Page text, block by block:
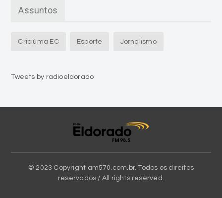
Assuntos
Criciúma EC Esporte Jornalismo
Tweets by radioeldorado
© 2023 Copyright am570.com.br. Todos os direitos
reservados / All rights reserved.